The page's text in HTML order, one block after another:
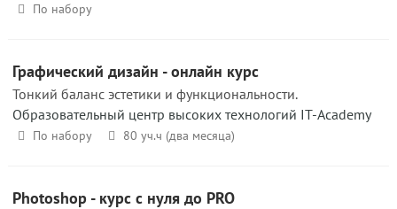
По набору
Графический дизайн - онлайн курс
Тонкий баланс эстетики и функциональности.
Образовательный центр высоких технологий IT-Academy
По набору 80 уч.ч (два месяца)
Photoshop - курс с нуля до PRO